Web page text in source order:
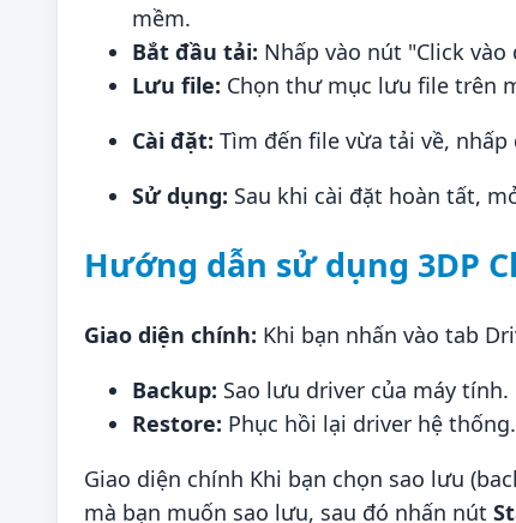
mềm.
Bắt đầu tải: Nhấp vào nút "Click
Lưu file: Chọn thư mục lưu file trên
Cài đặt: Tìm đến file vừa tải về,
Sử dụng: Sau khi cài đặt hoàn tất,
Hướng dẫn sử dụng 3DP
Giao diện chính: Khi bạn nhấn vào tab
Backup: Sao lưu driver của máy tính.
Restore: Phục hồi lại driver hệ thống.
Giao diện chính Khi bạn chọn sao lưu
mà bạn muốn sao lưu, sau đó nhấn nút